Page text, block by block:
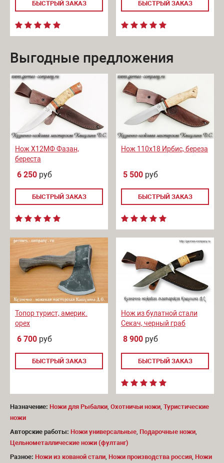
БЫСТРЫЙ ЗАКАЗ БЫСТРЫЙ ЗАКАЗ
Выгодные предложения
Нож Х12МФ Фазан,
береста
6 250 руб
БЫСТРЫЙ ЗАКАЗ
Нож 110х18 Ирбис, береза
5 500 руб
БЫСТРЫЙ ЗАКАЗ
Топор турист, америк.
орех
6 700 руб
БЫСТРЫЙ ЗАКАЗ
Нож из булатной стали
Секач, черный граб
8 900 руб
БЫСТРЫЙ ЗАКАЗ
Назначение: Ножи для Рыбалки Охотничьи ножи Туристические
ножи
Авторские работы: Ножи универсальные Подарочные ножи
Цельнометаллические ножи (фултанг)
Разное: Ножи из кованой стали Ножи производства россия Ножи